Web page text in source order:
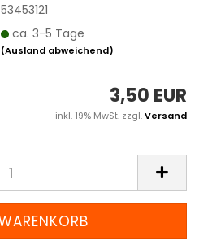
53453121
ca. 3-5 Tage
(Ausland abweichend)
3,50 EUR
inkl. 19% MwSt. zzgl.Versand